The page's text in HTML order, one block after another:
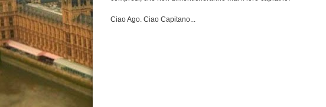
Ciao Ago. Ciao Capitano...